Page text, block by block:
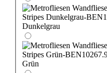
Dunkelgrau
Grün